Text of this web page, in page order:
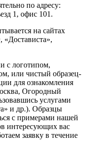
по адресу:
1, офис 101.
на сайтах
с логотипом,
или чистый образец-
для ознакомления
Огородный
услугами
и др.). Образцы
с примерами нашей
интересующих вас
заявку в течение